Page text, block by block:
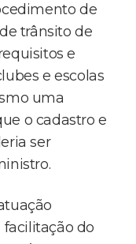
de
trânsito de
e
e escolas
uma
o cadastro e
ser
do